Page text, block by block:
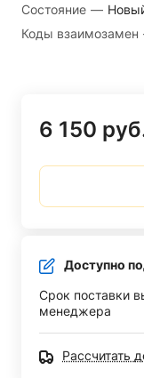
Состояние —
Коды взаимозамен
6 150
Доступно
Срок поставки
менеджера
Рассчитать